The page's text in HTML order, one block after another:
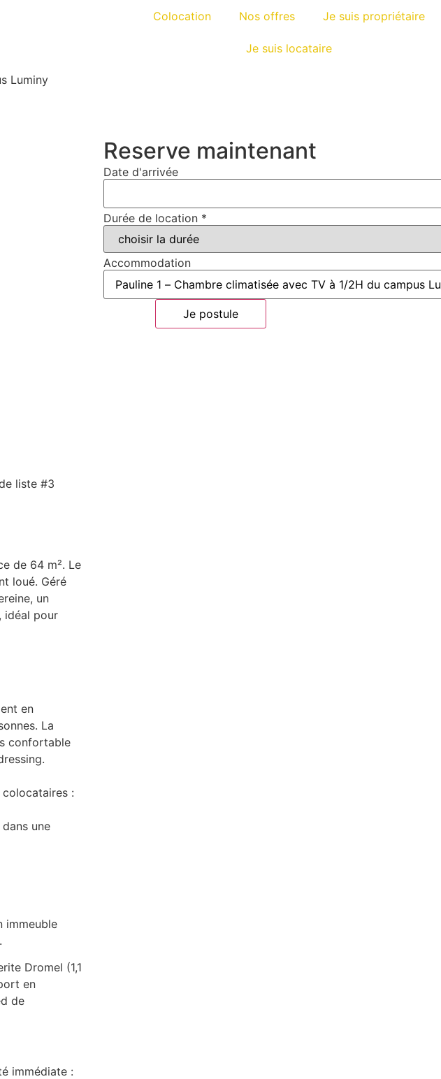
Colocation Nos offres Je suis propriétaire
Je suis locataire
Luminy
Reserve maintenant
Date d'arrivée
Durée de location *
Accommodation
Je postule
liste #3
de 64 m². Le
loué. Géré
un
idéal pour
en
La
confortable
:
une
immeuble
Dromel (1,1
en
de
immédiate :